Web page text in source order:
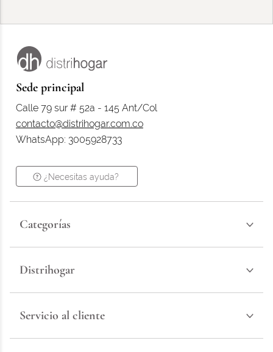
Sede principal
Calle 79 sur # 52a - 145 Ant/Col
contacto@distrihogar.com.co
WhatsApp: 3005928733
¿Necesitas ayuda?
Categorías
Distrihogar
Servicio al cliente